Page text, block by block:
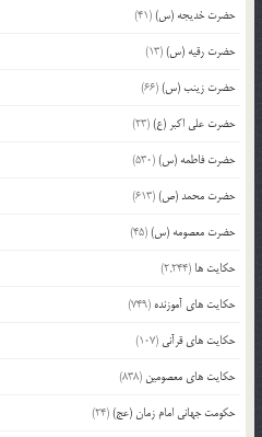
حضرت خدیجه (س)(41)
حضرت رقیه (س)(13)
حضرت زینب (س)(66)
حضرت علی اکبر (ع)(23)
حضرت فاطمه (س)(530)
حضرت محمد (ص)(613)
حضرت معصومه (س)(45)
حکایت ها (2,244)
حکایت های آموزنده (749)
حکایت های قرآنی (107)
حکایت های معصومین (838)
حکومت جهانی امام زمان (عج)(24)